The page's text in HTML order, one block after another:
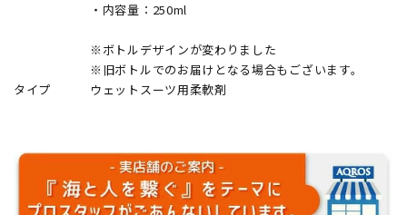
・内容量：250ml
※ボトルデザインが変わりました
※旧ボトルでのお届けとなる場合もございます。
タイプ
ウェットスーツ用柔軟剤